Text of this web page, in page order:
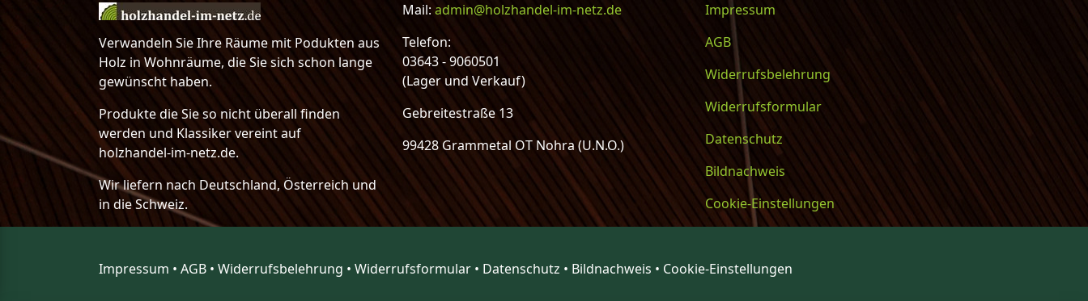
Verwandeln Sie Ihre Räume mit Podukten aus
Holz in Wohnräume, die Sie sich schon lange
gewünscht haben.
Produkte die Sie so nicht überall finden
werden und Klassiker vereint auf
holzhandel-im-netz.de.
Wir liefern nach Deutschland, Österreich und
in die Schweiz.
Mail: admin@holzhandel-im-netz.de
Telefon:
03643 - 9060501
(Lager und Verkauf)
Gebreitestraße 13
99428 Grammetal OT Nohra (U.N.O.)
Impressum
AGB
Widerrufsbelehrung
Widerrufsformular
Datenschutz
Bildnachweis
Cookie-Einstellungen
Impressum • AGB • Widerrufsbelehrung • Widerrufsformular • Datenschutz • Bildnachweis • Cookie-Einstellungen